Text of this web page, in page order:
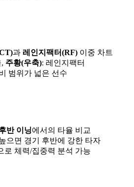
과 레인지팩터(RF) 이중 차트
주황(우축): 레인지팩터
범위가 넓은 선수
반 이닝에서의 타율 비교
으면 경기 후반에 강한 타자
로 체력/집중력 분석 가능